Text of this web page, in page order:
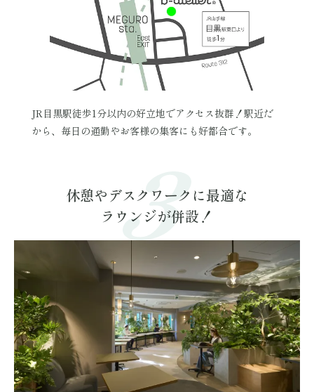
JR目黒駅徒歩1分以内の好立地でアクセス抜群！駅近だ
から、毎日の通勤やお客様の集客にも好都合です。
休憩やデスクワークに最適な
ラウンジが併設！